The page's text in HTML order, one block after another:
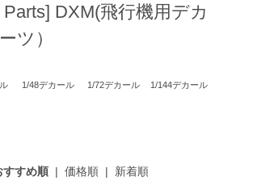
DXM(飛行機用デカ
ツ）
1/48デカール 1/72デカール 1/144デカール
すすめ順 |価格順 | 新着順